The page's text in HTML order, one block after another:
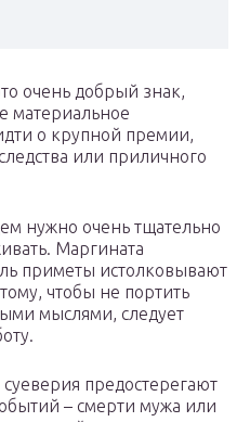
очень добрый знак,
материальное
о крупной премии,
или приличного
нужно очень тщательно
Маргината
приметы истолковывают
чтобы не портить
мыслями, следует
предостерегают
– смерти мужа или